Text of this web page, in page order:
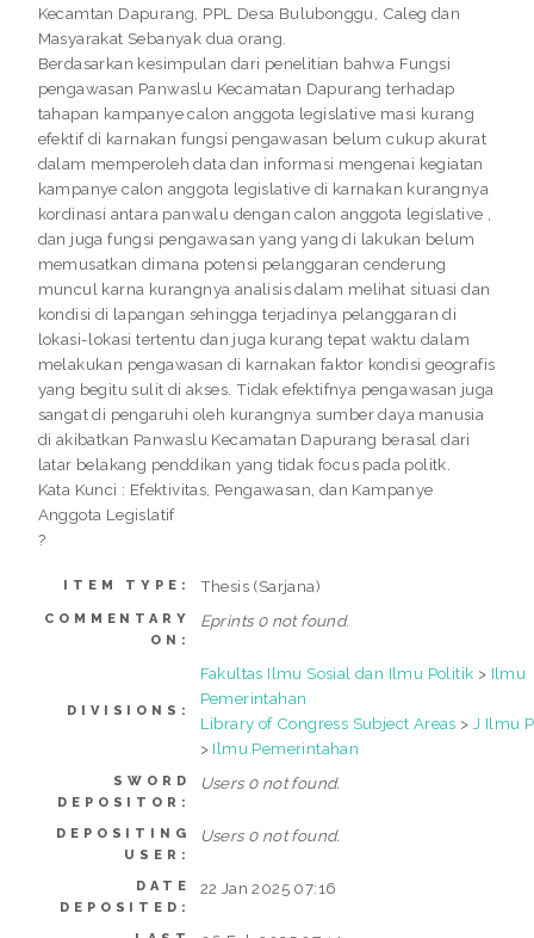
Kecamtan Dapurang, PPL Desa Bulubonggu, Caleg dan
Masyarakat Sebanyak dua orang.
Berdasarkan kesimpulan dari penelitian bahwa Fungsi
pengawasan Panwaslu Kecamatan Dapurang terhadap
tahapan kampanye calon anggota legislative masi kurang
efektif di karnakan fungsi pengawasan belum cukup akurat
dalam memperoleh data dan informasi mengenai kegiatan
kampanye calon anggota legislative di karnakan kurangnya
kordinasi antara panwalu dengan calon anggota legislative ,
dan juga fungsi pengawasan yang yang di lakukan belum
memusatkan dimana potensi pelanggaran cenderung
muncul karna kurangnya analisis dalam melihat situasi dan
kondisi di lapangan sehingga terjadinya pelanggaran di
lokasi-lokasi tertentu dan juga kurang tepat waktu dalam
melakukan pengawasan di karnakan faktor kondisi geografis
yang begitu sulit di akses. Tidak efektifnya pengawasan juga
sangat di pengaruhi oleh kurangnya sumber daya manusia
di akibatkan Panwaslu Kecamatan Dapurang berasal dari
latar belakang penddikan yang tidak focus pada politk.
Kata Kunci : Efektivitas, Pengawasan, dan Kampanye
Anggota Legislatif
?
ITEM TYPE: Thesis (Sarjana)
COMMENTARY
ON:
Eprints 0 not found.
DIVISIONS:
Fakultas Ilmu Sosial dan Ilmu Politik > Ilmu
Pemerintahan
Library of Congress Subject Areas >J Ilmu
> Ilmu Pemerintahan
SWORD
DEPOSITOR:
Users 0 not found.
DEPOSITING
USER:
Users 0 not found.
DATE
DEPOSITED:
22 Jan 2025 07:16